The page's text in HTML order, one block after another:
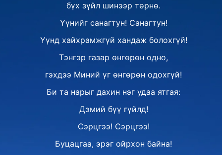
бүх зүйл шинээр төрнө.
Үүнийг санагтун! Санагтун!
Үүнд хайхрамжгүй хандаж болохгүй!
Тэнгэр газар өнгөрөн одно,
гэхдээ Миний үг өнгөрөн одохгүй!
Би та нарыг дахин нэг удаа ятгая:
Дэмий бүү гүйлд!
Сэрцгээ! Сэрцгээ!
Буцацгаа, эрэг ойрхон байна!